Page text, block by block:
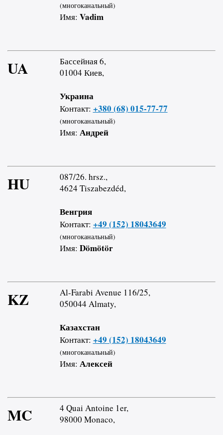
(многоканальный)
Имя: Vadim
UA
Бассейная 6,
01004 Киев,
Украина
Контакт: +380 (68) 015-77-77
(многоканальный)
Имя: Андрей
HU
087/26. hrsz.,
4624 Tiszabezdéd,
Венгрия
Контакт: +49 (152) 18043649
(многоканальный)
Имя: Dömötör
KZ
Al-Farabi Avenue 116/25,
050044 Almaty,
Казахстан
Контакт: +49 (152) 18043649
(многоканальный)
Имя: Алексей
MC
4 Quai Antoine 1er,
98000 Monaco,